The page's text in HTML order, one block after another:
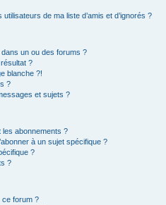
de ma liste d’amis et d’ignorés ?
un ou des forums ?
?
blanche ?!
?
et sujets ?
les abonnements ?
à un sujet spécifique ?
?
?
ce forum ?